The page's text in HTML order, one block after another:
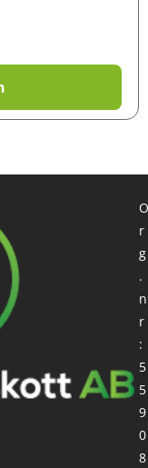
O
r
g
.
n
r
:
5
5
9
0
8